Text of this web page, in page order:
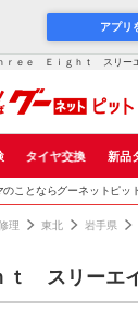
アプリ
ｒｅｅ Ｅｉｇｈｔ スリー
タイヤ交換 新品
ことならグーネットピッ
理 東北 岩手県
ｔ スリーエ